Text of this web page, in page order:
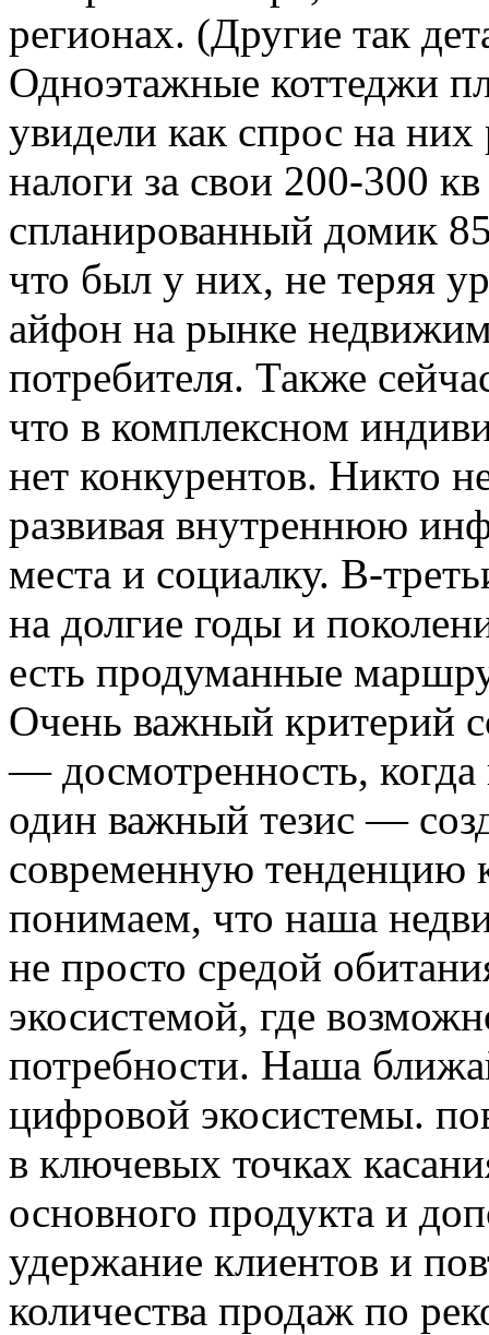
регионах. (Другие так
Одноэтажные коттеджи
увидели как спрос на
налоги за свои 200-300
спланированный домик
что был у них, не теряя
айфон на рынке
потребителя. Также
что в комплексном
нет конкурентов. Никто
развивая внутреннюю
места и социалку. В-
на долгие годы и
есть продуманные
Очень важный критерий
— досмотренность,
один важный тезис —
современную тенденцию
понимаем, что наша
не просто средой
экосистемой, где
потребности. Наша
цифровой экосистемы.
в ключевых точках
основного продукта и
удержание клиентов и
количества продаж по